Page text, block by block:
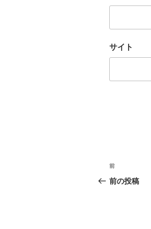
サイト
投
稿
前
の
前
前の投稿